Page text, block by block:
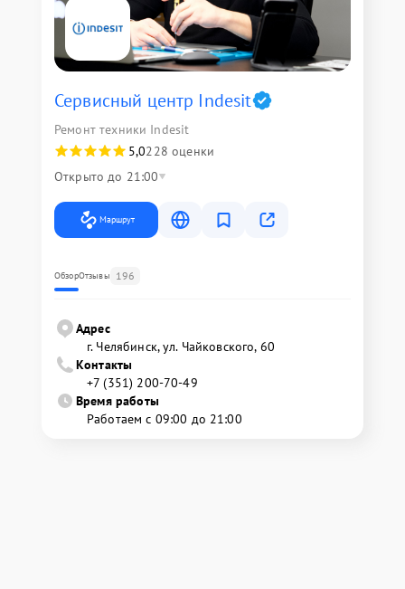
Сервисный центр Indesit
Ремонт техники Indesit
5,0228 оценки
Открыто до 21:00
Маршрут
ОбзорОтзывы 196
Адрес
г. Челябинск, ул. Чайковского, 60
Контакты
+7 (351) 200-70-49
Время работы
Работаем с 09:00 до 21:00